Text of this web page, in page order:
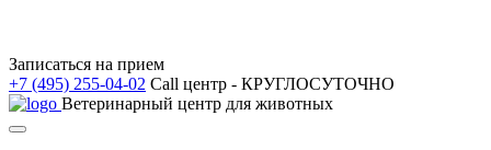
Записаться на прием
+7 (495) 255-04-02 Call центр - КРУГЛОСУТОЧНО
Ветеринарный центр для животных